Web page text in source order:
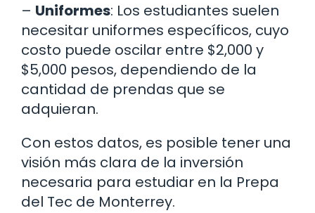
– Uniformes: Los estudiantes suelen
necesitar uniformes específicos, cuyo
costo puede oscilar entre $2,000 y
$5,000 pesos, dependiendo de la
cantidad de prendas que se
adquieran.
Con estos datos, es posible tener una
visión más clara de la inversión
necesaria para estudiar en la Prepa
del Tec de Monterrey.